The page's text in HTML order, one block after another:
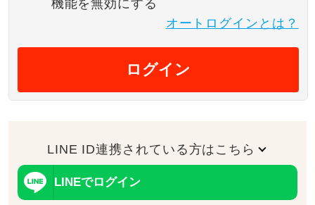
機能を無効にする
オートログインとは？
ログイン
LINE ID連携されている方はこちら
LINEでログイン